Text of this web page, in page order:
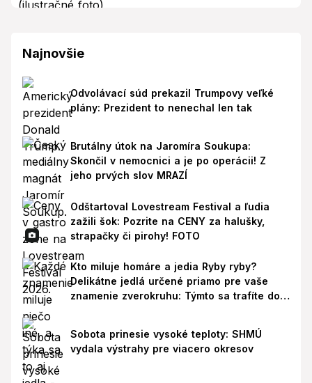
Najnovšie
Odvolávací súd prekazil Trumpovy veľké
plány: Prezident to nenechal len tak
Brutálny útok na Jaromíra Soukupa:
Skončil v nemocnici a je po operácii! Z
jeho prvých slov MRAZÍ
Odštartoval Lovestream Festival a ľudia
zažili šok: Pozrite na CENY za halušky,
strapačky či pirohy! FOTO
Kto miluje homáre a jedia Ryby ryby?
Delikátne jedlá určené priamo pre vaše
znamenie zverokruhu: Týmto sa trafíte do
Sobota prinesie vysoké teploty: SHMÚ
vydala výstrahy pre viacero okresov